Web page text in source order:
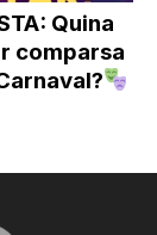
Quina
comparsa